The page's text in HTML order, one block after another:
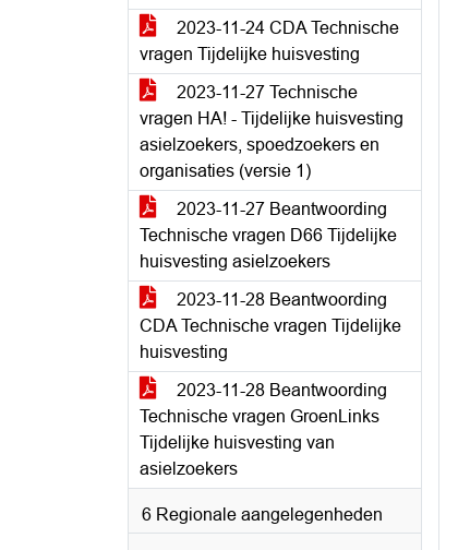
2023-11-24 CDA Technische
vragen Tijdelijke huisvesting
2023-11-27 Technische
vragen HA! - Tijdelijke huisvesting
asielzoekers, spoedzoekers en
organisaties (versie 1)
2023-11-27 Beantwoording
Technische vragen D66 Tijdelijke
huisvesting asielzoekers
2023-11-28 Beantwoording
CDA Technische vragen Tijdelijke
huisvesting
2023-11-28 Beantwoording
Technische vragen GroenLinks
Tijdelijke huisvesting van
asielzoekers
6 Regionale aangelegenheden